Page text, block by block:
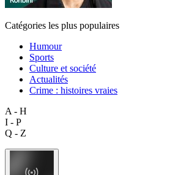
Catégories les plus populaires
Humour
Sports
Culture et société
Actualités
Crime : histoires vraies
A - H
I - P
Q - Z